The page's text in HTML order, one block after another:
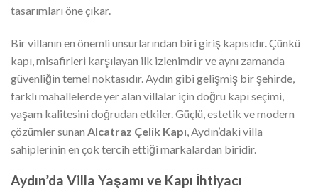
tasarımları öne çıkar.
Bir villanın en önemli unsurlarından biri giriş kapısıdır. Çünkü
kapı, misafirleri karşılayan ilk izlenimdir ve aynı zamanda
güvenliğin temel noktasıdır. Aydın gibi gelişmiş bir şehirde,
farklı mahallelerde yer alan villalar için doğru kapı seçimi,
yaşam kalitesini doğrudan etkiler. Güçlü, estetik ve modern
çözümler sunan Alcatraz Çelik Kapı , Aydın’daki villa
sahiplerinin en çok tercih ettiği markalardan biridir.
Aydın’da Villa Yaşamı ve Kapı İhtiyacı